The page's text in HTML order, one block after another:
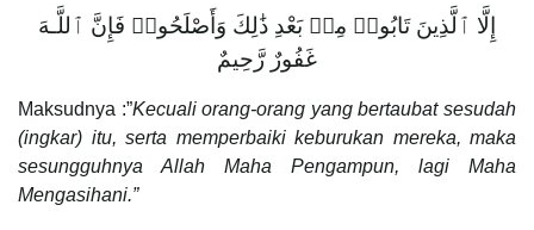
إِلَّا ٱلَّذِينَ تَابُوا۟ مِنۢ بَعْدِ ذَٰلِكَ وَأَصْلَحُوا۟ فَإِنَّ ٱللَّـهَ
غَفُورٌ رَّحِيمٌ
Maksudnya :”Kecuali orang-orang yang bertaubat sesudah
(ingkar) itu, serta memperbaiki keburukan mereka, maka
sesungguhnya Allah Maha Pengampun, lagi Maha
Mengasihani.”